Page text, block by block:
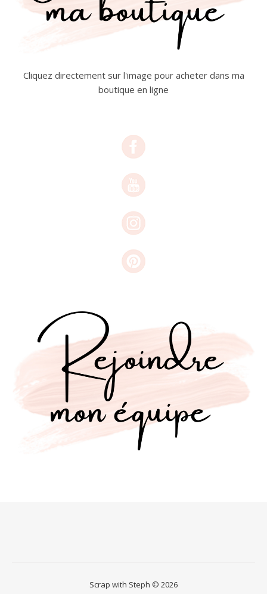
Cliquez directement sur l'image pour acheter dans ma
boutique en ligne
Scrap with Steph © 2026